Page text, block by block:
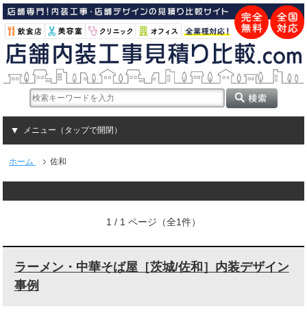
メニュー（タップで開閉）
ホーム 佐和
1 / 1 ページ（全1件）
ラーメン・中華そば屋［茨城/佐和］内装デザイン
事例